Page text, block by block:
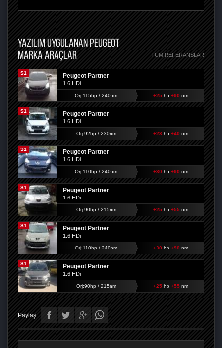
YAZILIM UYGULANAN PEUGEOT
MARKA ARAÇLAR
TÜM REFERANSLAR
S1 Peugeot Partner
1.6 HDi
Orj:115hp / 240nm +25hp +90 nm
S1 Peugeot Partner
1.6 HDi
Orj:92hp / 230nm +23 hp +40 nm
S1 Peugeot Partner
1.6 HDi
Orj:110hp / 240nm +30 hp +90 nm
S1 Peugeot Partner
1.6 HDi
Orj:90hp / 215nm +25hp +55nm
S1 Peugeot Partner
1.6 HDi
Orj:110hp / 240nm +30 hp +90 nm
S1 Peugeot Partner
1.6 HDi
Orj:90hp / 215nm +25hp +55nm
Paylaş: